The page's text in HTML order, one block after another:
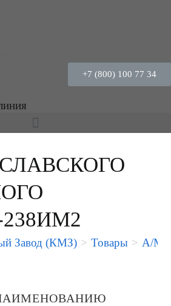
+7 (800) 100 77 34
Завод (КМЗ) > Товары > А/М